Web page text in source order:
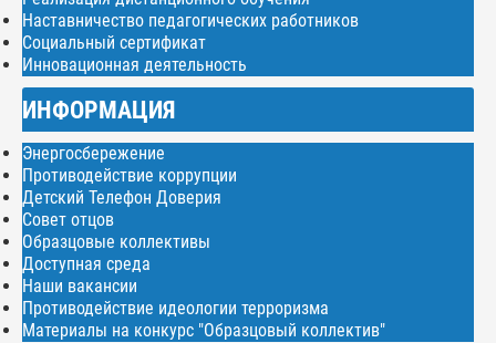
Наставничество педагогических работников
Социальный сертификат
Инновационная деятельность
ИНФОРМАЦИЯ
Энергосбережение
Противодействие коррупции
Детский Телефон Доверия
Совет отцов
Образцовые коллективы
Доступная среда
Наши вакансии
Противодействие идеологии терроризма
Материалы на конкурс "Образцовый коллектив"